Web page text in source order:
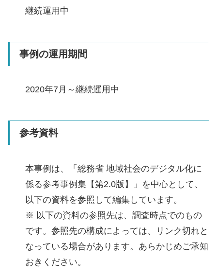
継続運用中
事例の運用期間
2020年7月～継続運用中
参考資料
本事例は、「総務省 地域社会のデジタル化に
係る参考事例集【第2.0版】」を中心として、
以下の資料を参照して編集しています。
※ 以下の資料の参照先は、調査時点でのもの
です。参照先の構成によっては、リンク切れと
なっている場合があります。あらかじめご承知
おきください。